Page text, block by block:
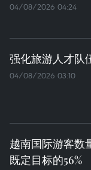
04/08/2026 04:24
强化旅游人才队
04/08/2026 03:10
越南国际游客数
既定目标的56%